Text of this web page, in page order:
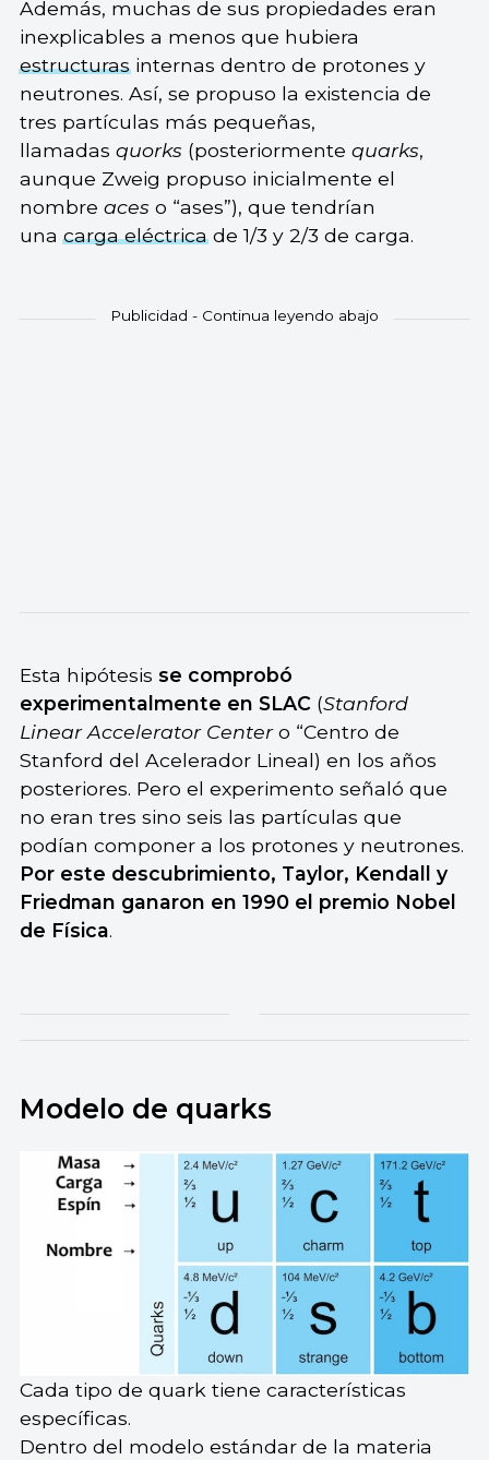
Además, muchas de sus propiedades eran
inexplicables a menos que hubiera
estructurasinternas dentro de protones y
neutrones. Así, se propuso la existencia de
tres partículas más pequeñas,
llamadas quorks (posteriormente quarks,
aunque Zweig propuso inicialmente el
nombre aces o “ases”), que tendrían
unacarga eléctricade 1/3 y 2/3 de carga.
Esta hipótesis se comprobó
experimentalmente en SLAC (Stanford
Linear Accelerator Centero “Centro de
Stanford del Acelerador Lineal) en los años
posteriores. Pero el experimento señaló que
no eran tres sino seis las partículas que
podían componer a los protones y neutrones.
Por este descubrimiento, Taylor, Kendall y
Friedman ganaron en 1990 el premio Nobel
de Física.
Modelo de quarks
Cada tipo de quark tiene características
específicas.
Dentro del modelo estándar de la materia